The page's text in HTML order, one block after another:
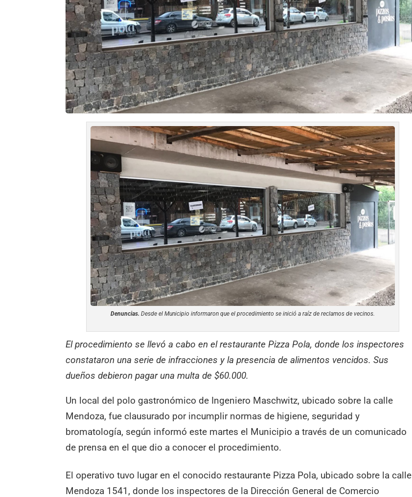
Denuncias. Desde el Municipio informaron que el procedimiento se inició a raíz de reclamos de vecinos.
El procedimiento se llevó a cabo en el restaurante Pizza Pola, donde los inspectores
constataron una serie de infracciones y la presencia de alimentos vencidos. Sus
dueños debieron pagar una multa de $60.000.
Un local del polo gastronómico de Ingeniero Maschwitz, ubicado sobre la calle
Mendoza, fue clausurado por incumplir normas de higiene, seguridad y
bromatología, según informó este martes el Municipio a través de un comunicado
de prensa en el que dio a conocer el procedimiento.
El operativo tuvo lugar en el conocido restaurante Pizza Pola, ubicado sobre la calle
Mendoza 1541, donde los inspectores de la Dirección General de Comercio